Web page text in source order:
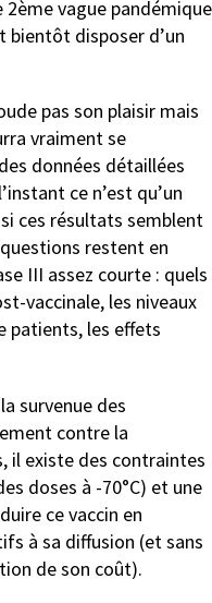
2ème vague pandémique
bientôt disposer d’un
pas son plaisir mais
vraiment se
données détaillées
ce n’est qu’un
ces résultats semblent
restent en
III assez courte : quels
vaccinale, les niveaux
patients, les effets
survenue des
contre la
il existe des contraintes
doses à -70°C) et une
ce vaccin en
à sa diffusion (et sans
de son coût).